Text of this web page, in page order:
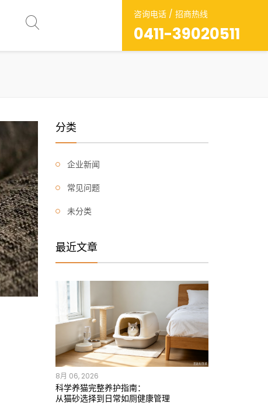
咨询电话 / 招商热线
0411-39020511
分类
企业新闻
常见问题
未分类
最近文章
8月 06, 2026
科学养猫完整养护指南：
从猫砂选择到日常如厕健康管理